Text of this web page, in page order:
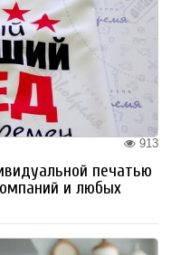
913
печатью
и любых